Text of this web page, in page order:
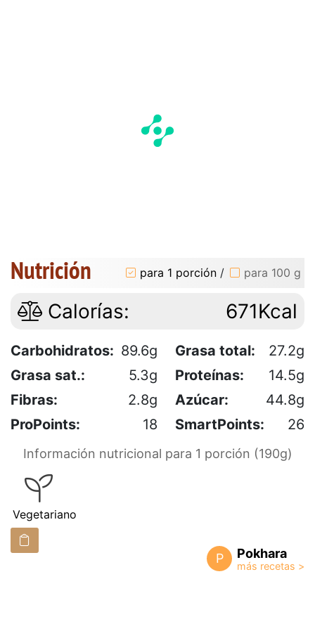
Nutrición para 1 porción / para 100 g
Calorías: 671Kcal
Carbohidratos: 89.6g Grasa total:
27.2g
Grasa sat.:
5.3g Proteínas:
14.5g
Fibras:
2.8g Azúcar:
44.8g
ProPoints:
18 SmartPoints: 26
Información nutricional para 1 porción (190g)
Vegetariano
P Pokhara